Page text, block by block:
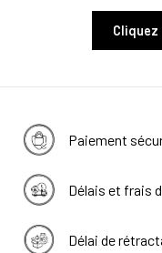
Cliquez
Paiement
Délais et frais
Délai de